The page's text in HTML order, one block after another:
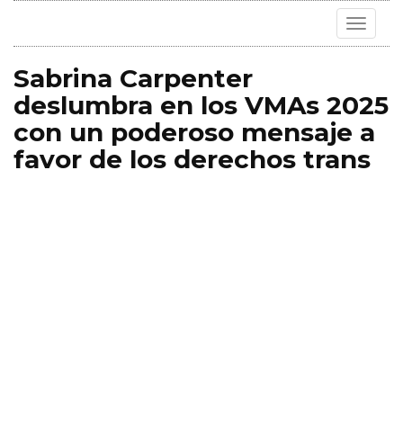
Toggle
Sabrina Carpenter
deslumbra en los VMAs 2025
con un poderoso mensaje a
favor de los derechos trans